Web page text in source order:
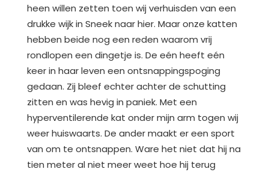
heen willen zetten toen wij verhuisden van een
drukke wijk in Sneek naar hier. Maar onze katten
hebben beide nog een reden waarom vrij
rondlopen een dingetje is. De eén heeft eén
keer in haar leven een ontsnappingspoging
gedaan. Zij bleef echter achter de schutting
zitten en was hevig in paniek. Met een
hyperventilerende kat onder mijn arm togen wij
weer huiswaarts. De ander maakt er een sport
van om te ontsnappen. Ware het niet dat hij na
tien meter al niet meer weet hoe hij terug